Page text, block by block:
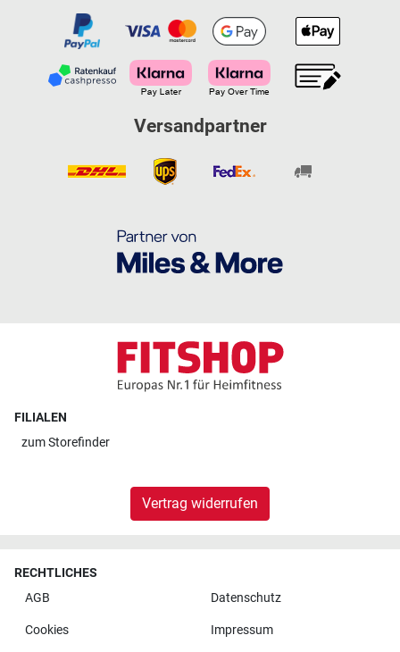
Versandpartner
FILIALEN
zumStorefinder
Vertrag widerrufen
RECHTLICHES
AGB
Datenschutz
Cookies Impressum